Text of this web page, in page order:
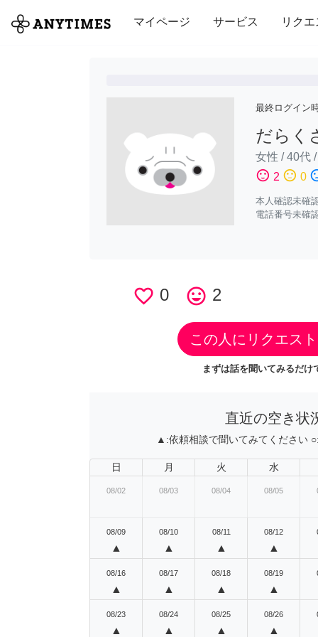
マイページ サービス リクエ
全て 修理・組立 家事 引っ越し
最終ログイン
だらく
女性 /40代 /
sentiment_satisfied 2 sentiment_neutral 0
本人確認未確
電話番号未確
favorite_border 0 tag_faces 2
この人にリクエス
まずは話を聞いてみるだけ
直近の空き状
▲:依頼相談で聞いてみてください ○:
日 月 火 水
08/02 08/03 08/04 08/05
08/09
▲
08/10
▲
08/11
▲
08/12
▲
08/16
▲
08/17
▲
08/18
▲
08/19
▲
08/23
▲
08/24
▲
08/25
▲
08/26
▲